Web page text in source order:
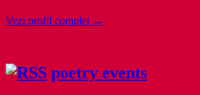
Vezi profil complet →
poetry events